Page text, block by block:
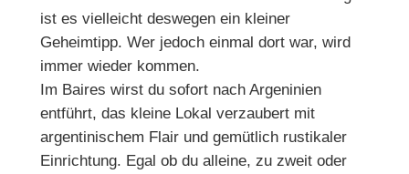
ist es vielleicht deswegen ein kleiner
Geheimtipp. Wer jedoch einmal dort war, wird
immer wieder kommen.
Im Baires wirst du sofort nach Argeninien
entführt, das kleine Lokal verzaubert mit
argentinischem Flair und gemütlich rustikaler
Einrichtung. Egal ob du alleine, zu zweit oder